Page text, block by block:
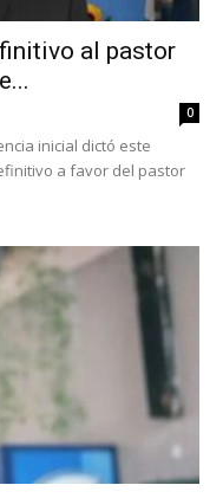
al pastor
0
inicial dictó este
a favor del pastor